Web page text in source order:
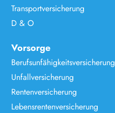
Transportversicherung
D & O
Vorsorge
Berufsunfähigkeitsversicherung
Unfallversicherung
Rentenversicherung
Lebensrentenversicherung